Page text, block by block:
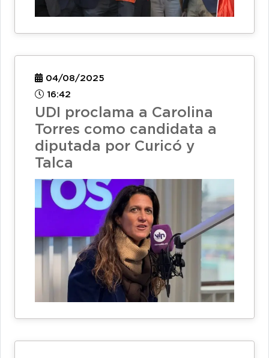
04/08/2025
16:42
UDI proclama a Carolina
Torres como candidata a
diputada por Curicó y
Talca